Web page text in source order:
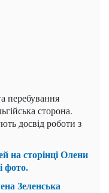
перебування
сторона.
досвід роботи з
на сторінці Олени
фото.
Зеленська